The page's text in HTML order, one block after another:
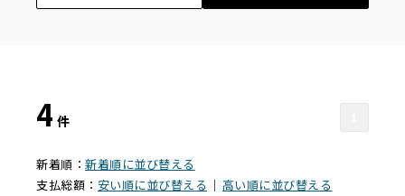
4 件
新着順：新着順に並び替える
支払総額： 安い順に並び替える ｜ 高い順に並び替える